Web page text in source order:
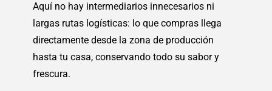
Aquí no hay intermediarios innecesarios ni
largas rutas logísticas: lo que compras llega
directamente desde la zona de producción
hasta tu casa, conservando todo su sabor y
frescura.